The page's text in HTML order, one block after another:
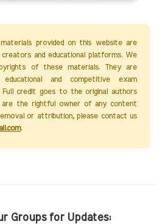
provided on this website are
and educational platforms. We
of these materials. They are
and competitive exam
Full credit goes to the original authors
are the rightful owner of any content
or attribution, please contact us
.
Groups for Updates: